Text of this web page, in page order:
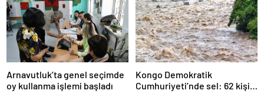
Arnavutluk’ta genel seçimde
oy kullanma işlemi başladı
Kongo Demokratik
Cumhuriyeti’nde sel: 62 kişi